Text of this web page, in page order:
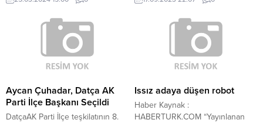
başarısız bulunan bir belediye
başkanının 'sütte leke var onda
yok' denilen bir başkan adayının
yanında olması ona zarar verir"
düzenleme sayfasında “Özet”
bölümünden eklenebilir. Özet
eklenmişse başlık altında kalın
olarak bu şekilde gösterilir,
eklenmemişse bu alan boş kalır.
Aycan Çuhadar, Datça AK
Parti İlçe Başkanı Seçildi
DatçaAK Parti İlçe teşkilatının 8.
Issız adaya düşen robot
Haber Kaynak :
HABERTURK.COM “Yayınlanan